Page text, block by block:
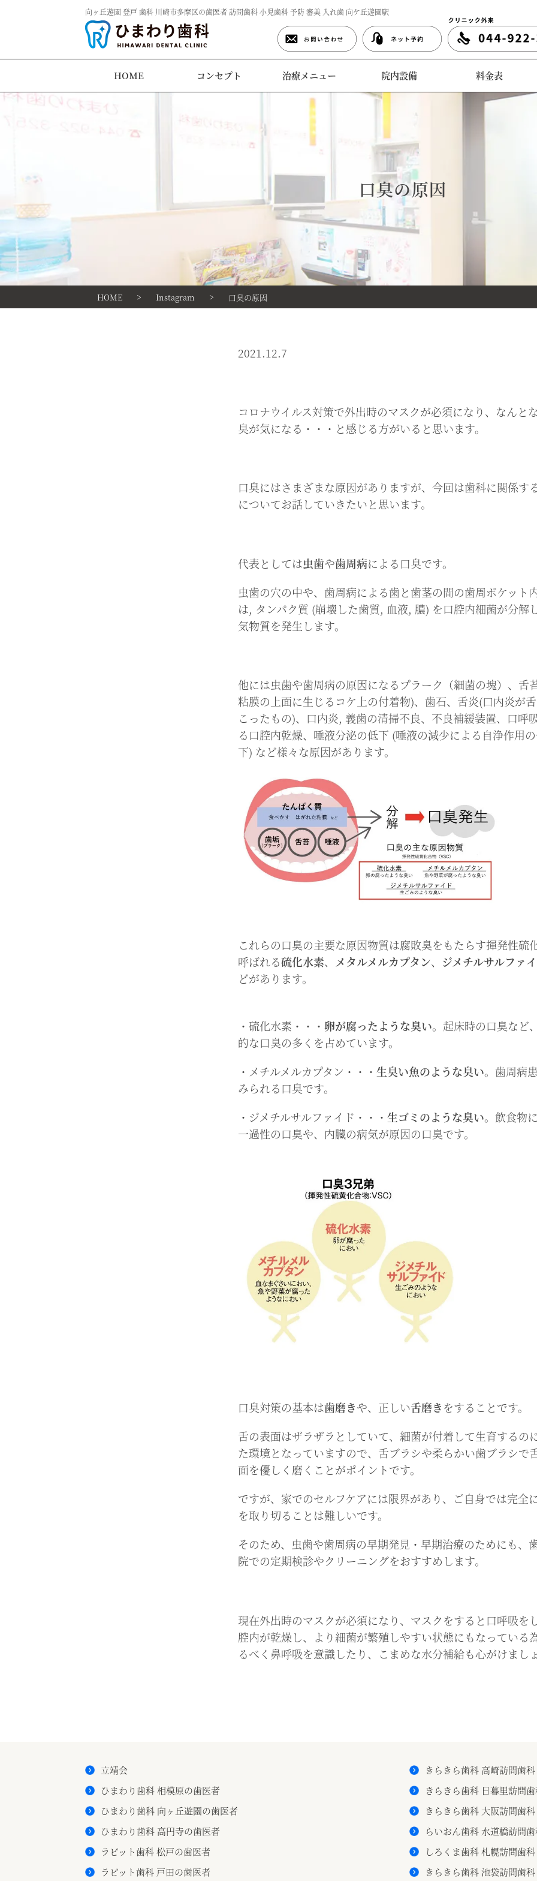
向ヶ丘遊園 登戸 歯科 川崎市多摩区の歯医者 訪問歯科 小児歯科 予防 審美 入れ歯 向ケ丘遊園駅
HOME コンセプト 治療メニュー 院内設備 料金表
口臭の原因
HOME > Instagram > 口臭の原因
2021.12.7
コロナウイルス対策で外出時のマスクが必須になり、なんと
臭が気になる・・・と感じる方がいると思います。
口臭にはさまざまな原因がありますが、今回は歯科に関係す
についてお話していきたいと思います。
代表としては虫歯や歯周病による口臭です。
虫歯の穴の中や、歯周病による歯と歯茎の間の歯周ポケット
は, タンパク質 (崩壊した歯質, 血液, 膿) を口腔内細菌が分解
気物質を発生します。
他には虫歯や歯周病の原因になるプラーク（細菌の塊）、舌
粘膜の上面に生じるコケ上の付着物)、歯石、舌炎(口内炎が
こったもの)、口内炎, 義歯の清掃不良、不良補緩装置、口呼
る口腔内乾燥、唾液分泌の低下 (唾液の減少による自浄作用
下) など様々な原因があります。
これらの口臭の主要な原因物質は腐敗臭をもたらす揮発性硫
呼ばれる硫化水素、 メタルメルカプタン、 ジメチルサルファ
どがあります。
・硫化水素・・・ 卵が腐ったような臭い。起床時の口臭など
的な口臭の多くを占めています。
・メチルメルカプタン・・・ 生臭い魚のような臭い。歯周病
みられる口臭です。
・ジメチルサルファイド・・・ 生ゴミのような臭い。飲食物
一過性の口臭や、内臓の病気が原因の口臭です。
口臭対策の基本は歯磨きや、正しい舌磨きをすることです。
舌の表面はザラザラとしていて、細菌が付着して生育するの
た環境となっていますので、舌ブラシや柔らかい歯ブラシで
面を優しく磨くことがポイントです。
ですが、家でのセルフケアには限界があり、ご自身では完全
を取り切ることは難しいです。
そのため、虫歯や歯周病の早期発見・早期治療のためにも、
院での定期検診やクリーニングをおすすめします。
現在外出時のマスクが必須になり、マスクをすると口呼吸を
腔内が乾燥し、より細菌が繁殖しやすい状態にもなっている
るべく鼻呼吸を意識したり、こまめな水分補給も心がけまし
立靖会
ひまわり歯科 相模原の歯医者
ひまわり歯科 向ヶ丘遊園の歯医者
ひまわり歯科 高円寺の歯医者
ラビット歯科 松戸の歯医者
ラビット歯科 戸田の歯医者
きらきら歯科 高崎訪問歯科
きらきら歯科 日暮里訪問
きらきら歯科 大阪訪問歯科
らいおん歯科 水道橋訪問
しろくま歯科 札幌訪問歯科
きらきら歯科 池袋訪問歯科